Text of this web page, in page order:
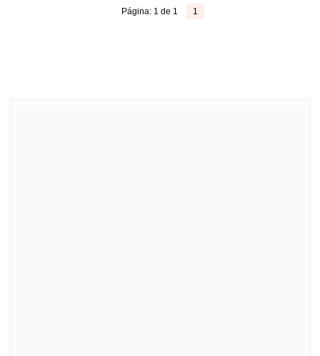
Página: 1 de 1 1